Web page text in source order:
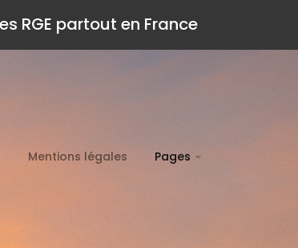
RGE partout en France
Mentions légales Pages